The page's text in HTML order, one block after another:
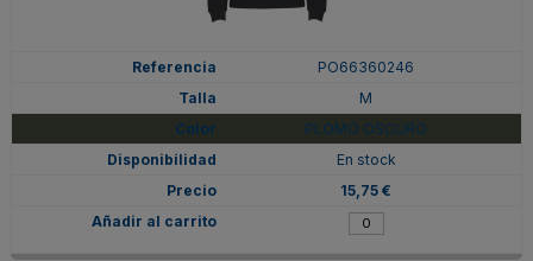
PO66360246
M
PLOMO OSCURO
En stock
15,75 €